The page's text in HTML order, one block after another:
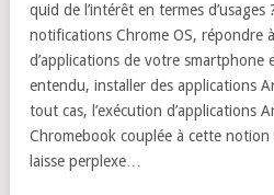
quid de l’intérêt en termes
notifications Chrome OS, répondre
d’applications de votre smartphone
entendu, installer des applications
tout cas, l’exécution d’applications
Chromebook couplée à cette
laisse perplexe…